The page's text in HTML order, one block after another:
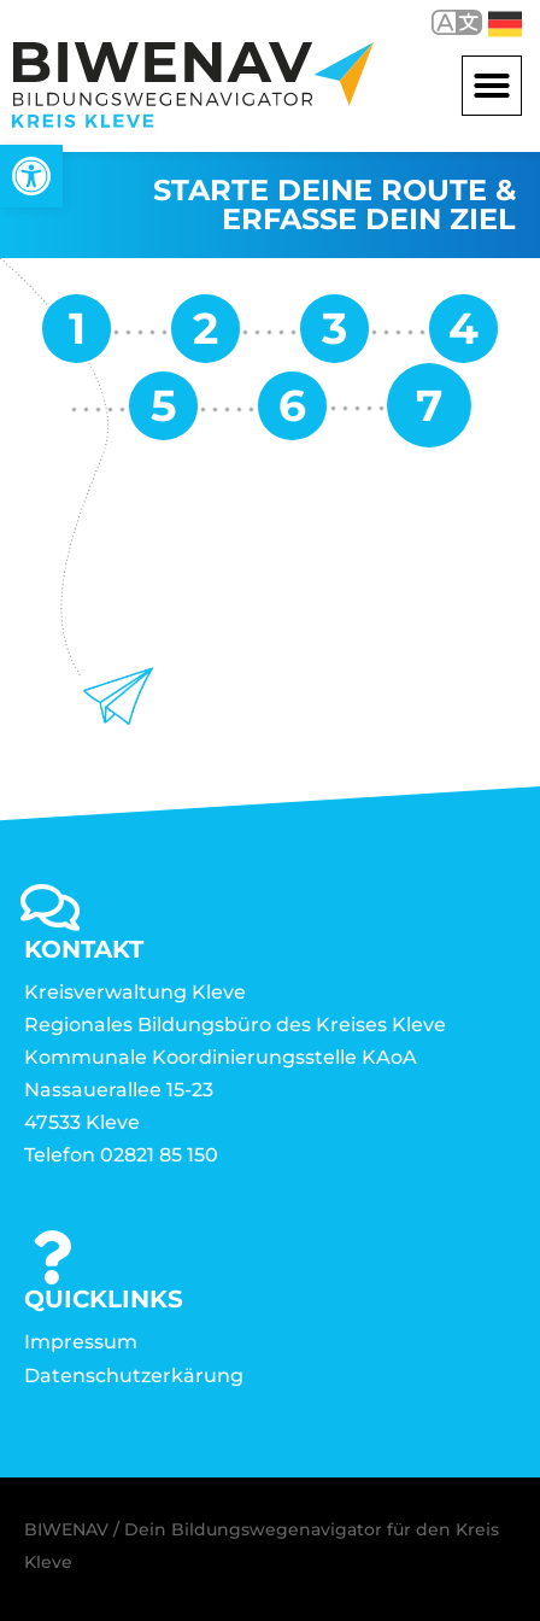
Werkzeugleiste öffnen
STARTE DEINE ROUTE &
ERFASSE DEIN ZIEL
KONTAKT
Kreisverwaltung Kleve
Regionales Bildungsbüro des Kreises Kleve
Kommunale Koordinierungsstelle KAoA
Nassauerallee 15-23
47533 Kleve
Telefon 02821 85 150
QUICKLINKS
Impressum
Datenschutzerkärung
BIWENAV / Dein Bildungswegenavigator für den Kreis
Kleve